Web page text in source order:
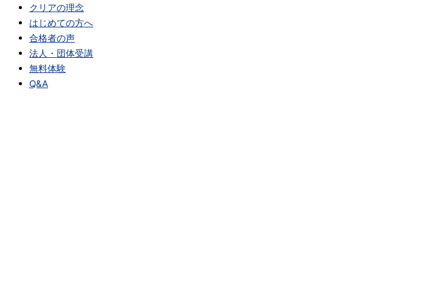
クリアの理念
はじめての方へ
合格者の声
法人・団体受講
無料体験
Q&A